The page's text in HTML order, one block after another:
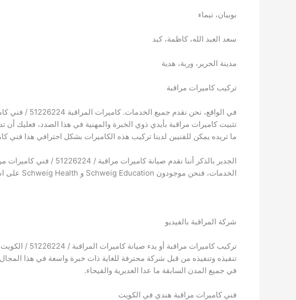
بوبيان، تيماء
سعد العبد الله، كاظمة، كبد
مدينة الحرير، وربة، هدية
تركيب كاميرات مراقبة
في الواقع، نحن
تثبيت كاميرات مراقبة بأيدي ذوي الخبرة والمهنية في هذا الصدد، فعليك
ما تريده يمكن للفنيين لدينا تركيب هذه الكاميرات بشكل احترافي هذا فني
الجدير بالذكر أننا نقدم صيانة
الخدمات، فنحن موجودون Schweig Education و Schweig Health على استعداد لتقديم هذه الخدمات.
شركة المراقبة بالفيديو
تركيب كاميرات
تنفيذه وتنفيذه من قبل شركة محترفة للغاية ذات خبرة واسعة في هذا المجال
في جميع المدن السابقة ما عدا العديرية والفيحاء.
فني كاميرات مراقبة هندي في الكويت